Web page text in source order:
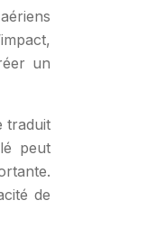
un
traduit
peut
de